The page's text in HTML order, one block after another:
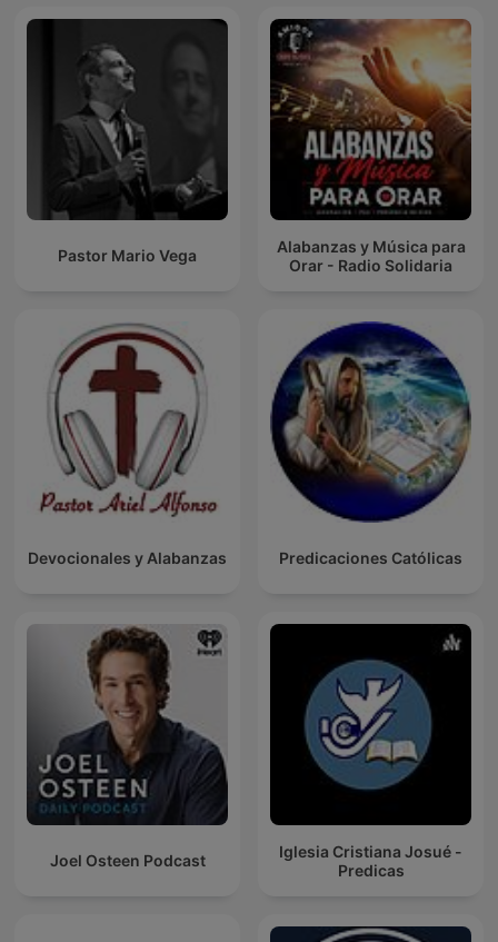
Pastor Mario Vega
Alabanzas y Música para
Orar - Radio Solidaria
Devocionales y Alabanzas Predicaciones Católicas
Joel Osteen Podcast
Iglesia Cristiana Josué -
Predicas